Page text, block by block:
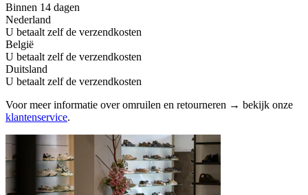
Binnen 14 dagen
Nederland
U betaalt zelf de verzendkosten
België
U betaalt zelf de verzendkosten
Duitsland
U betaalt zelf de verzendkosten
Voor meer informatie over omruilen en retourneren → bekijk onze
klantenservice.